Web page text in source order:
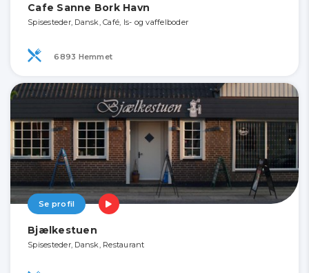
Cafe Sanne Bork Havn
Spisesteder, Dansk, Café, Is- og vaffelboder
6893 Hemmet
Se profil
Bjælkestuen
Spisesteder, Dansk, Restaurant